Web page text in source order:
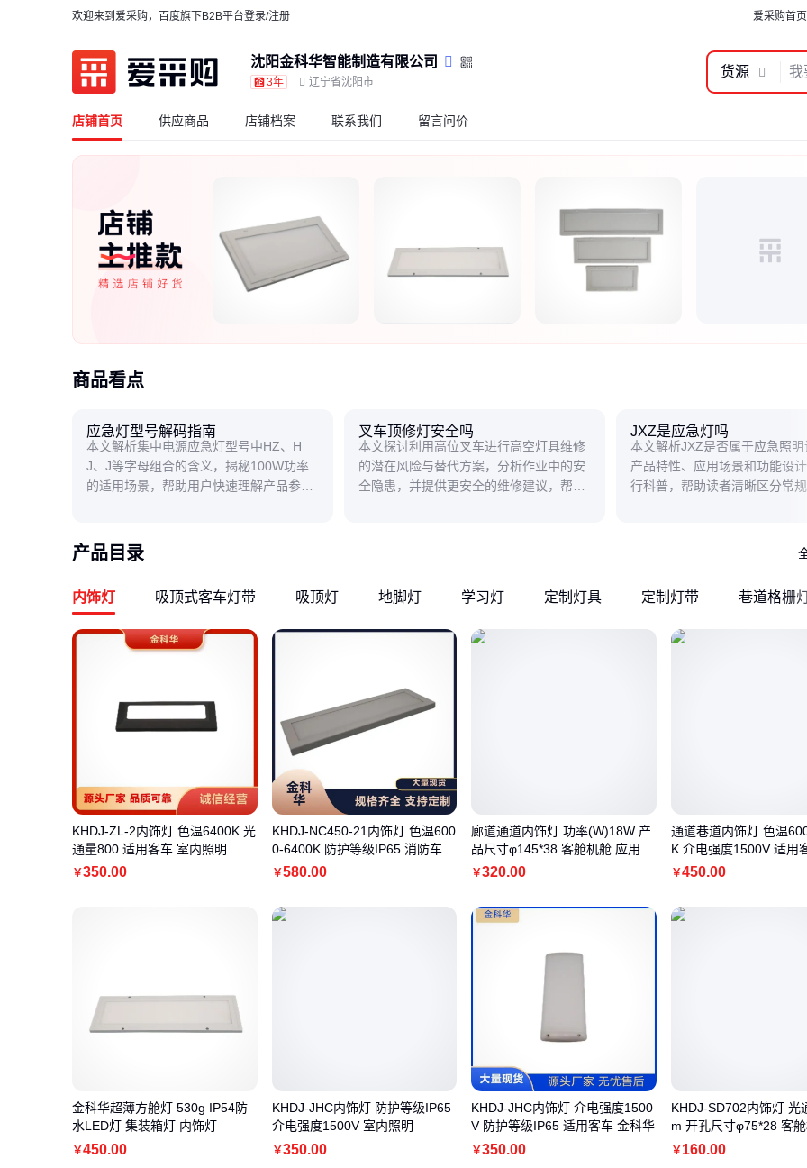
欢迎来到爱采购，百度旗下B2B平台登录/注册 爱采购首页
沈阳金科华智能制造有限公司
3年 辽宁省沈阳市
货源
店铺首页 供应商品 店铺档案 联系我们 留言问价
商品看点
应急灯型号解码指南
本文解析集中电源应急灯型号中HZ、H
J、J等字母组合的含义，揭秘100W功率
的适用场景，帮助用户快速理解产品参数
叉车顶修灯安全吗
本文探讨利用高位叉车进行高空灯具维修
的潜在风险与替代方案，分析作业中的安
全隐患，并提供更安全的维修建议，帮助
JXZ是应急灯吗
本文解析JXZ是否属于应急照明
产品特性、应用场景和功能设计
行科普，帮助读者清晰区分常规
产品目录
内饰灯 吸顶式客车灯带 吸顶灯 地脚灯 学习灯 定制灯具 定制灯带 巷道格栅
KHDJ-ZL-2内饰灯 色温6400K 光
通量800 适用客车 室内照明
￥350.00
KHDJ-NC450-21内饰灯 色温600
0-6400K 防护等级IP65 消防车
移动环境
￥580.00
廊道通道内饰灯 功率(W)18W 产
品尺寸φ145*38 客舱机舱 应用广
泛
￥320.00
通道巷道内饰灯 色温
K 介电强度1500V 适用
广泛
￥450.00
金科华超薄方舱灯 530g IP54防
水LED灯 集装箱灯 内饰灯
￥450.00
KHDJ-JHC内饰灯 防护等级IP65
介电强度1500V 室内照明
￥350.00
KHDJ-JHC内饰灯 介电强度1500
V 防护等级IP65 适用客车 金科华
￥350.00
KHDJ-SD702内饰灯 光
m 开孔尺寸φ75*28 客舱
动环境
￥160.00